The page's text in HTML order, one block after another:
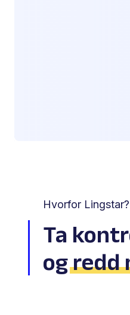
Hvorfor Lingstar?
Ta
ogredd